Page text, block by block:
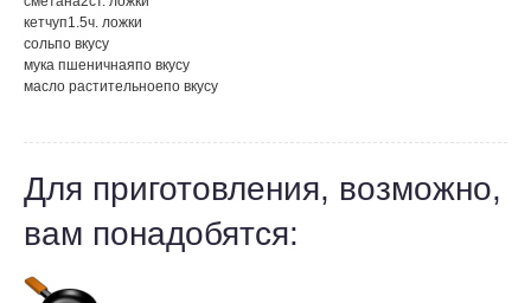
кетчуп1.5ч. ложки
сольпо вкусу
мука пшеничнаяпо вкусу
масло растительноепо вкусу
Для приготовления, возможно,
вам понадобятся: